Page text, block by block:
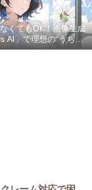
くてもOK！画像生成
AI」で理想の“うちの
クターを作ってみた体